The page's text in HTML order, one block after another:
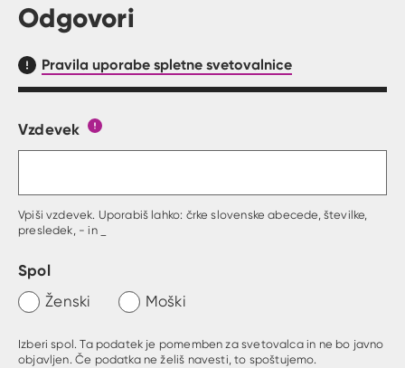
Odgovori
Pravila uporabe spletne svetovalnice
Obrazec, kjer lahko zastaviš vprašanje
Vzdevek
Vpiši vzdevek. Uporabiš lahko: črke slovenske abecede, številke,
presledek, - in _
Spol
Ženski Moški
Izberi spol. Ta podatek je pomemben za svetovalca in ne bo javno
objavljen. Če podatka ne želiš navesti, to spoštujemo.